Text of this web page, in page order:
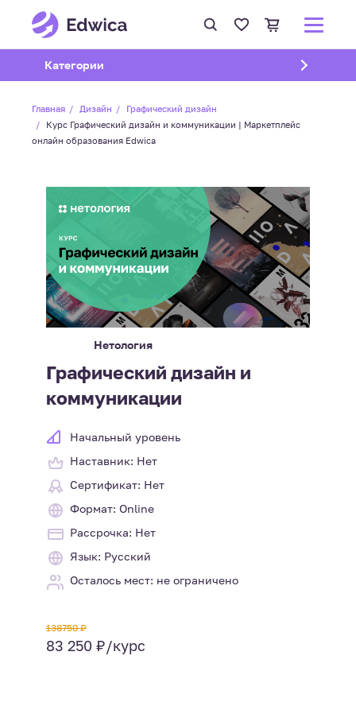
Открыть подменю
Категории
Главная Дизайн
Графический дизайн
Курс Графический дизайн и коммуникации | Маркетплейс
онлайн образования Edwica
Нетология
Графический дизайн и
коммуникации
Начальный уровень
Наставник: Нет
Сертификат: Нет
Формат: Online
Рассрочка: Нет
Язык: Русский
Осталось мест: не ограничено
138750 ₽
83 250 ₽/курс